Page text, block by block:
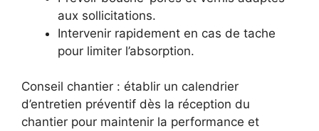
aux sollicitations.
Intervenir rapidement en cas de tache
pour limiter l’absorption.
Conseil chantier : établir un calendrier
d’entretien préventif dès la réception du
chantier pour maintenir la performance et